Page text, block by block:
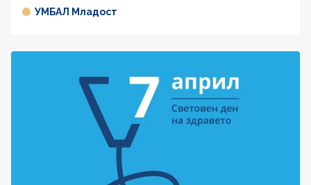
УМБАЛ Младост